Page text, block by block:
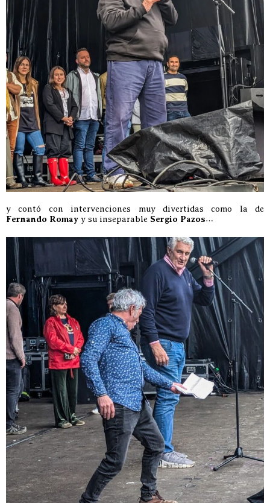
y contó con intervenciones muy divertidas como la de
Fernando Romay y su inseparable Sergio Pazos…